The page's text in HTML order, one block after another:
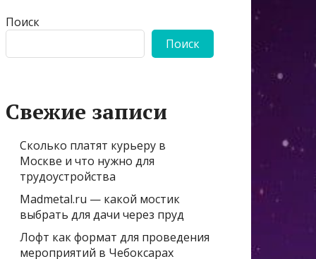
Поиск
Поиск
Свежие записи
Сколько платят курьеру в
Москве и что нужно для
трудоустройства
Madmetal.ru — какой мостик
выбрать для дачи через пруд
Лофт как формат для проведения
мероприятий в Чебоксарах